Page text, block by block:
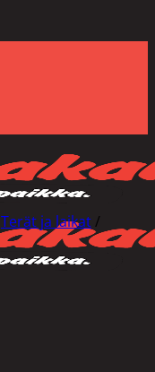
Terät ja laikat /